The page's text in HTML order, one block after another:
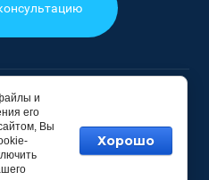
ПРОМТЕХКУЛ
ХОЛОД"
Мегагрупп
и
его
Вы
Хорошо